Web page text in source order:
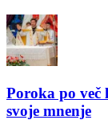
Poroka po več
svoje mnenje